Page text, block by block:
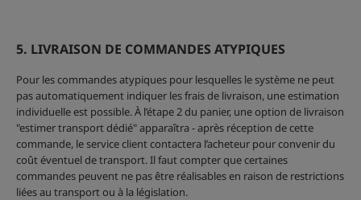
5. LIVRAISON DE COMMANDES ATYPIQUES
Pour les commandes atypiques pour lesquelles le système ne peut
pas automatiquement indiquer les frais de livraison, une estimation
individuelle est possible. À l’étape 2 du panier, une option de livraison
"estimer transport dédié" apparaîtra - après réception de cette
commande, le service client contactera l’acheteur pour convenir du
coût éventuel de transport. Il faut compter que certaines
commandes peuvent ne pas être réalisables en raison de restrictions
liées au transport ou à la législation.